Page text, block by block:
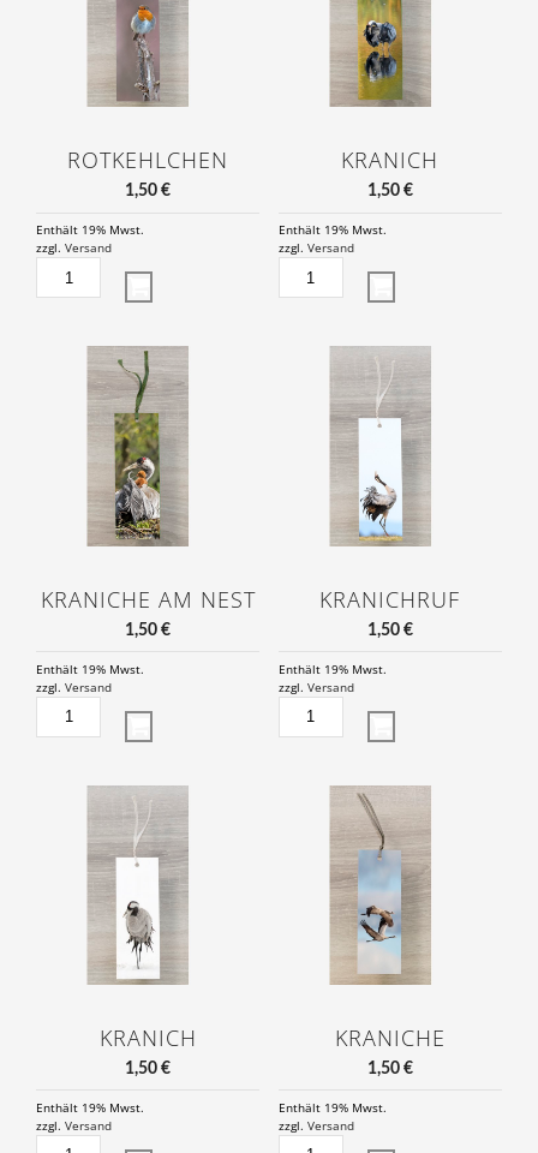
ROTKEHLCHEN
1,50€
Enthält 19% Mwst.
zzgl. Versand
ROTKEHLCHEN
MENGE
KRANICH
1,50 €
Enthält 19% Mwst.
zzgl. Versand
KRANICH
MENGE
KRANICHE AM NEST
1,50€
Enthält 19% Mwst.
zzgl. Versand
KRANICHE
AM
KRANICHRUF
1,50 €
Enthält 19% Mwst.
zzgl. Versand
KRANICHRUF
MENGE
KRANICH
1,50€
Enthält 19% Mwst.
zzgl. Versand
KRANICH
KRANICHE
1,50 €
Enthält 19% Mwst.
zzgl. Versand
KRANICHE